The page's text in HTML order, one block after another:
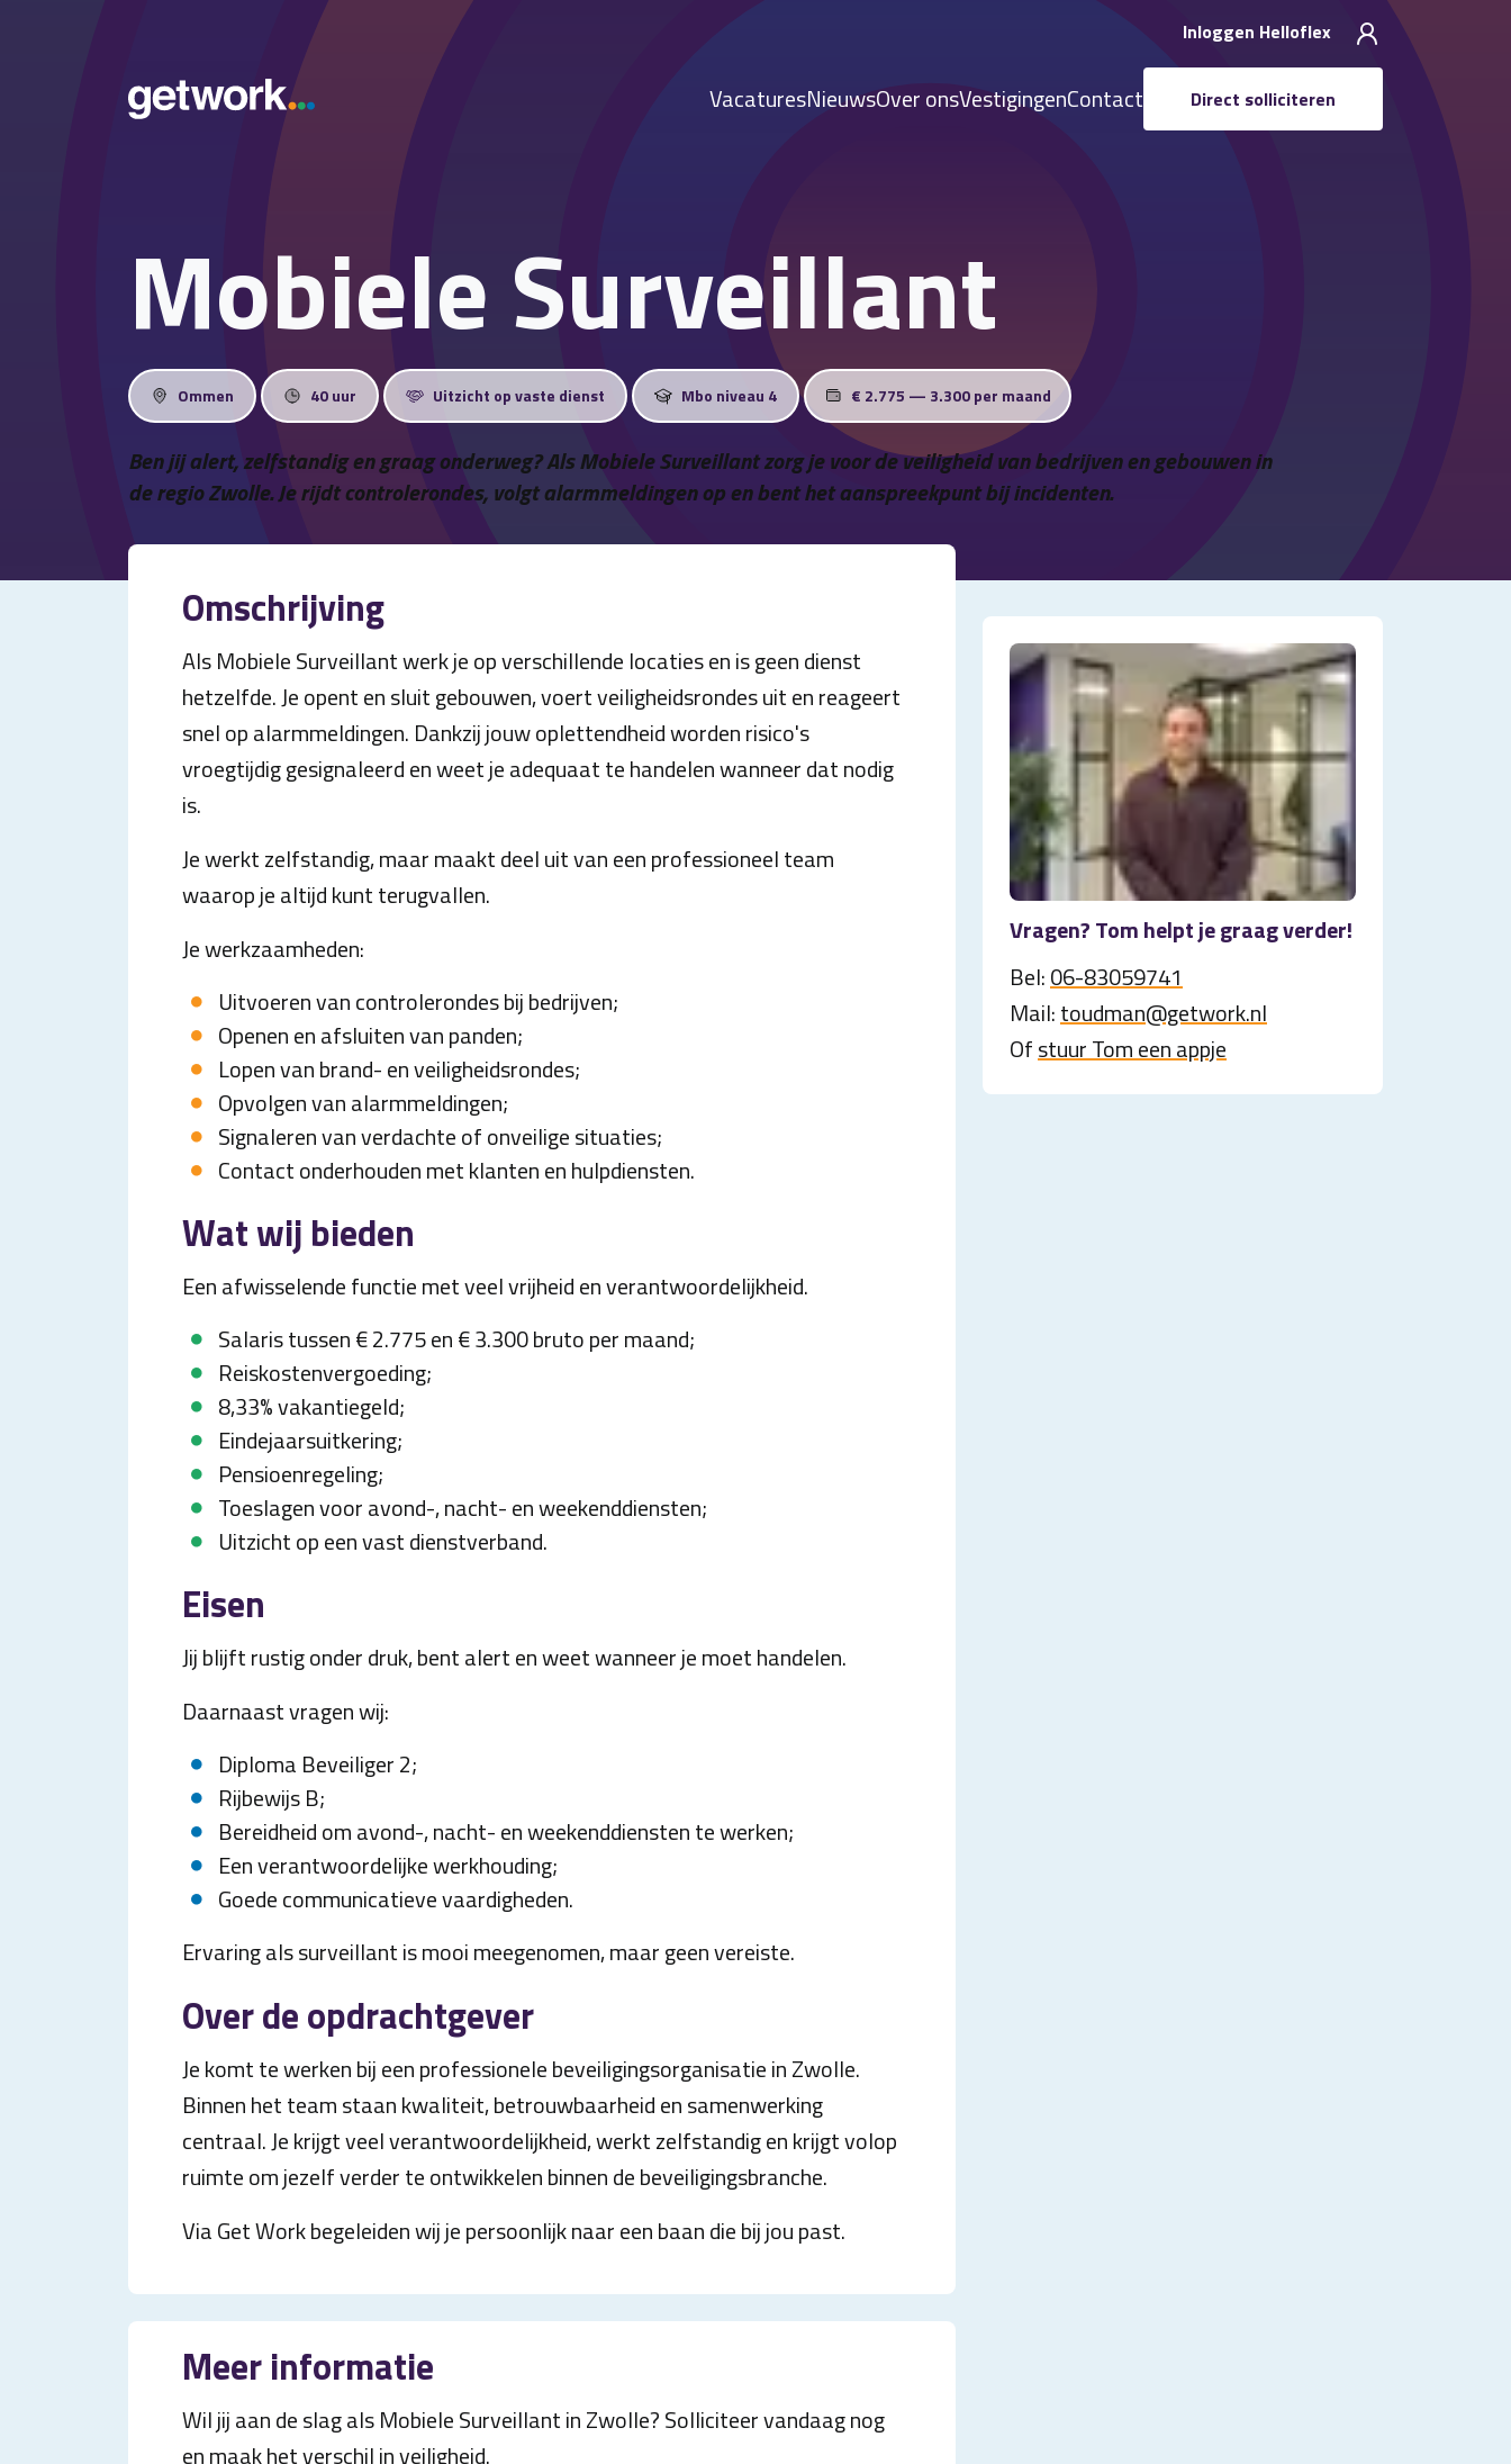
Inloggen Helloflex
VacaturesNieuwsOver onsVestigingenContact Direct solliciteren
Mobiele Surveillant
Ommen 40 uur Uitzicht op vaste dienst Mbo niveau 4 € 2.775 — 3.300 per maand
Ben jij alert, zelfstandig en graag onderweg? Als Mobiele Surveillant zorg je voor de veiligheid van bedrijven en gebouwen in
de regio Zwolle. Je rijdt controlerondes, volgt alarmmeldingen op en bent het aanspreekpunt bij incidenten.
Omschrijving
Als Mobiele Surveillant werk je op verschillende locaties en is geen dienst
hetzelfde. Je opent en sluit gebouwen, voert veiligheidsrondes uit en reageert
snel op alarmmeldingen. Dankzij jouw oplettendheid worden risico's
vroegtijdig gesignaleerd en weet je adequaat te handelen wanneer dat nodig
is.
Je werkt zelfstandig, maar maakt deel uit van een professioneel team
waarop je altijd kunt terugvallen.
Je werkzaamheden:
Uitvoeren van controlerondes bij bedrijven;
Openen en afsluiten van panden;
Lopen van brand- en veiligheidsrondes;
Opvolgen van alarmmeldingen;
Signaleren van verdachte of onveilige situaties;
Contact onderhouden met klanten en hulpdiensten.
Wat wij bieden
Een afwisselende functie met veel vrijheid en verantwoordelijkheid.
Salaris tussen € 2.775 en € 3.300 bruto per maand;
Reiskostenvergoeding;
8,33% vakantiegeld;
Eindejaarsuitkering;
Pensioenregeling;
Toeslagen voor avond-, nacht- en weekenddiensten;
Uitzicht op een vast dienstverband.
Eisen
Jij blijft rustig onder druk, bent alert en weet wanneer je moet handelen.
Daarnaast vragen wij:
Diploma Beveiliger 2;
Rijbewijs B;
Bereidheid om avond-, nacht- en weekenddiensten te werken;
Een verantwoordelijke werkhouding;
Goede communicatieve vaardigheden.
Ervaring als surveillant is mooi meegenomen, maar geen vereiste.
Over de opdrachtgever
Je komt te werken bij een professionele beveiligingsorganisatie in Zwolle.
Binnen het team staan kwaliteit, betrouwbaarheid en samenwerking
centraal. Je krijgt veel verantwoordelijkheid, werkt zelfstandig en krijgt volop
ruimte om jezelf verder te ontwikkelen binnen de beveiligingsbranche.
Via Get Work begeleiden wij je persoonlijk naar een baan die bij jou past.
Meer informatie
Wil jij aan de slag als Mobiele Surveillant in Zwolle? Solliciteer vandaag nog
en maak het verschil in veiligheid.
Vragen? Tom helpt je graag verder!
Bel:06-83059741
Mail:toudman@getwork.nl
Ofstuur Tom een appje